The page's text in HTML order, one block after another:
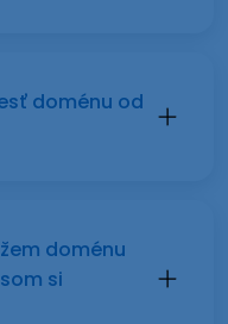
doménu od
doménu
si